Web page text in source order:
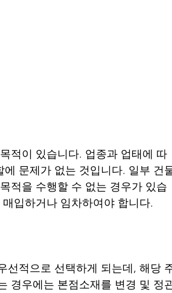
적이 있습니다. 업종과 업태에 따
문제가 없는 것입니다. 일부 건
적을 수행할 수 없는 경우가 있습
입하거나 임차하여야 합니다.
선적으로 선택하게 되는데, 해당
경우에는 본점소재를 변경 및 정